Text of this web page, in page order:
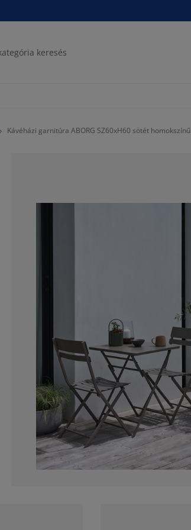
Kávéházi garnitúra ABORG SZ60xH60 sötét homokszínű